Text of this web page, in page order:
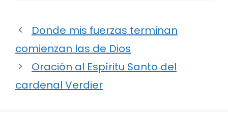
Donde mis fuerzas terminan
comienzan las de Dios
Oración al Espíritu Santo del
cardenal Verdier